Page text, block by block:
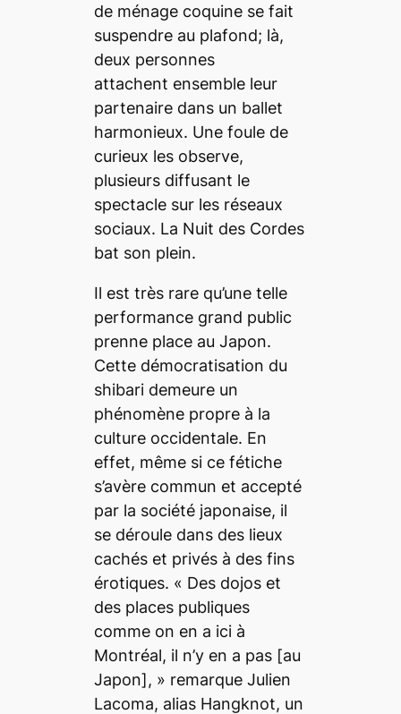
de ménage coquine se fait
suspendre au plafond; là,
deux personnes
attachent ensemble leur
partenaire dans un ballet
harmonieux. Une foule de
curieux les observe,
plusieurs diffusant le
spectacle sur les réseaux
sociaux. La Nuit des Cordes
bat son plein.
Il est très rare qu’une telle
performance grand public
prenne place au Japon.
Cette démocratisation du
shibaridemeure un
phénomène propre à la
culture occidentale. En
effet, même si ce fétiche
s’avère commun et accepté
par la société japonaise, il
se déroule dans des lieux
cachés et privés à des fins
érotiques. « Des dojos et
des places publiques
comme on en a ici à
Montréal, il n’y en a pas [au
Japon], » remarque Julien
Lacoma, alias Hangknot, un